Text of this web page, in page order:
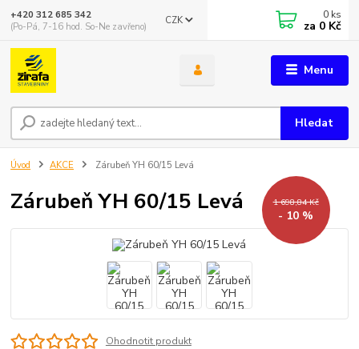
Menu
CZK
Hledat
+420 312 685 342
(Po-Pá, 7-16 hod. So-Ne zavřeno)
0 ks
za 0 Kč
Úvod AKCE Zárubeň YH 60/15 Levá
Zárubeň YH 60/15 Levá 1 698,84 Kč
- 10 %
Ohodnotit produkt